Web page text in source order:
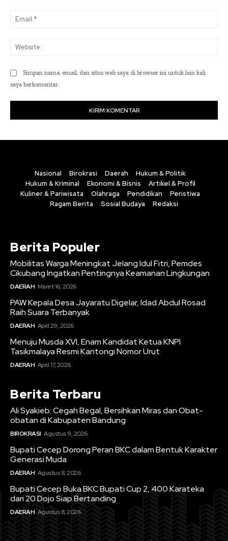
Simpan nama, email, dan situs web saya di browser ini untuk lain kali
saya berkomentar.
Nasional Birokrasi Daerah
Hukum & Politik
Hukum & Kriminal
Ekonomi & Bisnis
Artikel & Profil
Kuliner & Pariwisata
Olahraga Pendidikan
Peristiwa
Ragam Berita
Sosial Budaya Redaksi
Berita Populer
Mobilitas Warga Meningkat Jelang Idul Fitri, Pemdes
Cikubang Ingatkan Pentingnya Keamanan Lingkungan
DAERAH Maret 16, 2026
PAW Kepala Desa Jayaratu Digelar, Idad Abdul Rosad
Raih Suara Terbanyak
DAERAH April 29, 2026
Menuju Musda XVI, Enam Kandidat Ketua KNPI
Tasikmalaya Resmi Kantongi Nomor Urut
DAERAH April 17, 2026
Berita Terbaru
Ali Syakieb: Cegah Begal, Bersihkan Miras dan Obat-
obatan di Kabupaten Bandung
BIROKRASI Agustus 9, 2026
Bupati Cecep Dorong Peran BKC dalam Bentuk Karakter
Generasi Muda
DAERAH Agustus 8, 2026
Bupati Cecep Buka BKC Bupati Cup 2, 400 Karateka
dari 20 Dojo Siap Bertanding
DAERAH Agustus 8, 2026